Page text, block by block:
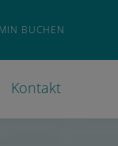
BUCHEN
Kontakt